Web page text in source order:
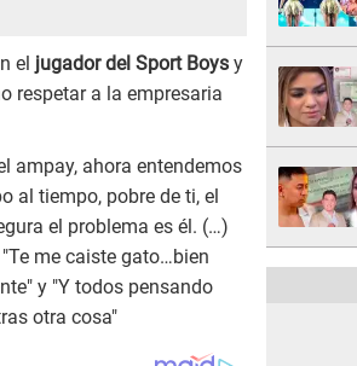
el jugador del Sport Boys y
respetar a la empresaria
ampay, ahora entendemos
al tiempo, pobre de ti, el
el problema es él. (…)
me caiste gato…bien
y "Y todos pensando
otra cosa"